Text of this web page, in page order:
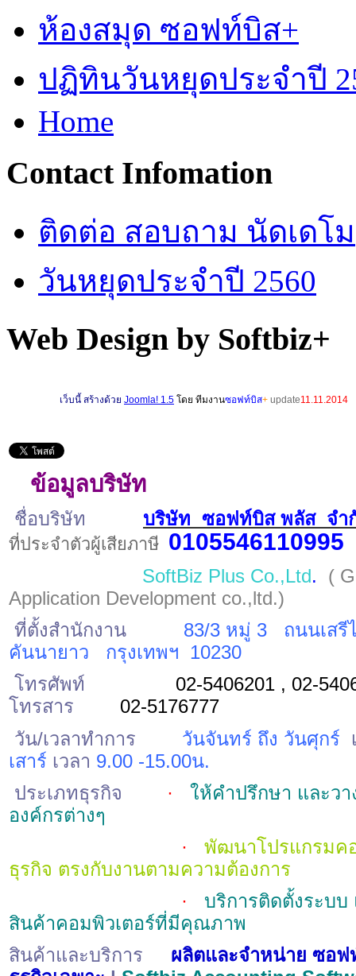
ห้องสมุด ซอฟท์บิส+
ปฏิทินวันหยุดประจำปี
Home
Contact Infomation
ติดต่อ สอบถาม นัดเดโม
วันหยุดประจำปี 2560
Web Design by Softbiz+
เว็บนี้ สร้างด้วย Joomla! 1.5 โดย ทีมงานซอฟท์บิส+ update11.11.2014
ข้อมูลบริษัท
ชื่อบริษัท บริษัท ซอฟท์บิส พลัส จำ
ที่ประจำตัวผู้เสียภาษี 0105546110995
SoftBiz Plus Co.,Ltd. (
Application Development co.,ltd.)
ที่ตั้งสำนักงาน
83/3 หมู่ 3 ถนนเสรี
คันนายาว
กรุงเทพฯ 10230
โทรศัพท์
02-5406201 , 02-
โทรสาร
02-5176777
วัน/เวลาทำการ วันจันทร์ ถึง วันศุกร์
เสาร์ เวลา 9.00 -15.00น.
ประเภทธุรกิจ
·
ให้คำปรึกษา และว
องค์กรต่างๆ
·
พัฒนาโปรแกรมค
ธุรกิจ ตรงกับงานตามความต้องการ
·
บริการติดตั้งระบ
สินค้าคอมพิวเตอร์ที่มีคุณภาพ
สินค้าและบริการ
ผลิตและจำหน่าย ซอฟ